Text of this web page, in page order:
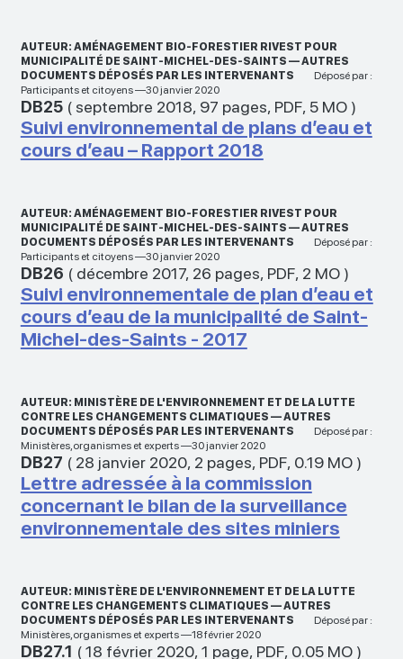
AUTEUR: AMÉNAGEMENT BIO-FORESTIER RIVEST POUR
MUNICIPALITÉ DE SAINT-MICHEL-DES-SAINTS — AUTRES
DOCUMENTS DÉPOSÉS PAR LES INTERVENANTS
Déposé par :
Participants et citoyens —30 janvier 2020
DB25( septembre 2018, 97 pages, PDF, 5 MO)
Suivi environnemental de plans d’eau et
cours d’eau – Rapport 2018
AUTEUR: AMÉNAGEMENT BIO-FORESTIER RIVEST POUR
MUNICIPALITÉ DE SAINT-MICHEL-DES-SAINTS — AUTRES
DOCUMENTS DÉPOSÉS PAR LES INTERVENANTS
Déposé par :
Participants et citoyens —30 janvier 2020
DB26 ( décembre 2017, 26 pages, PDF, 2 MO)
Suivi environnementale de plan d’eau et
cours d’eau de la municipalité de Saint-
Michel-des-Saints - 2017
AUTEUR: MINISTÈRE DE L'ENVIRONNEMENT ET DE LA LUTTE
CONTRE LES CHANGEMENTS CLIMATIQUES — AUTRES
DOCUMENTS DÉPOSÉS PAR LES INTERVENANTS
Déposé par :
Ministères,organismes et experts —30 janvier 2020
DB27 ( 28 janvier 2020, 2 pages, PDF, 0.19 MO)
Lettre adressée à la commission
concernant le bilan de la surveillance
environnementale des sites miniers
AUTEUR: MINISTÈRE DE L'ENVIRONNEMENT ET DE LA LUTTE
CONTRE LES CHANGEMENTS CLIMATIQUES — AUTRES
DOCUMENTS DÉPOSÉS PAR LES INTERVENANTS
Déposé par :
Ministères,organismes et experts —18 février 2020
DB27.1 (18 février 2020, 1 page, PDF, 0.05 MO)